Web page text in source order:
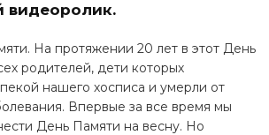
видеоролик.
На протяжении 20 лет в этот День
родителей, дети которых
нашего хосписа и умерли от
Впервые за все время мы
День Памяти на весну. Но